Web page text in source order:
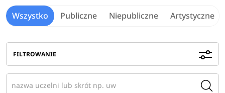
Na wielu uczelniach podstawą kwalifikacji na studia jest
przedmioty maturalne na uczelniach>
Wszystko Publiczne Niepubliczne Artystyczne
FILTROWANIE